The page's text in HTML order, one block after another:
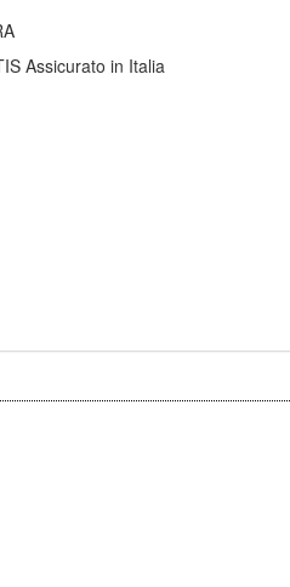
Assicurato in Italia